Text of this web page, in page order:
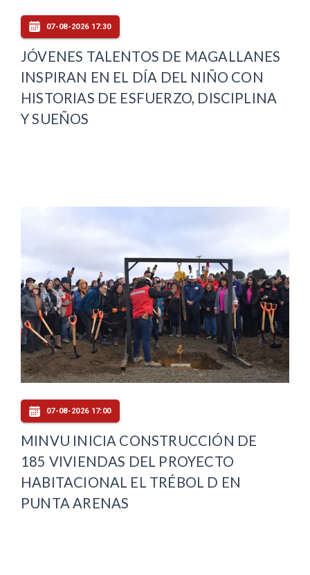
07-08-2026 17:30
JÓVENES TALENTOS DE MAGALLANES
INSPIRAN EN EL DÍA DEL NIÑO CON
HISTORIAS DE ESFUERZO, DISCIPLINA
Y SUEÑOS
07-08-2026 17:00
MINVU INICIA CONSTRUCCIÓN DE
185 VIVIENDAS DEL PROYECTO
HABITACIONAL EL TRÉBOL D EN
PUNTA ARENAS